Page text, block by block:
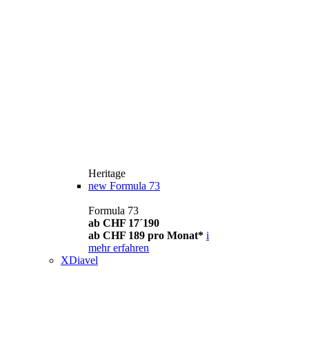
Heritage
new Formula 73
Formula 73
ab CHF 17´190
ab CHF 189 pro Monat* i
mehr erfahren
XDiavel